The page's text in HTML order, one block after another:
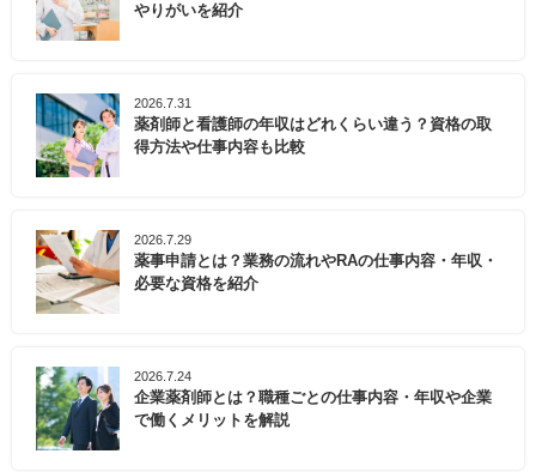
やりがいを紹介
2026.7.31
薬剤師と看護師の年収はどれくらい違う？資格の取
得方法や仕事内容も比較
2026.7.29
薬事申請とは？業務の流れやRAの仕事内容・年収・
必要な資格を紹介
2026.7.24
企業薬剤師とは？職種ごとの仕事内容・年収や企業
で働くメリットを解説